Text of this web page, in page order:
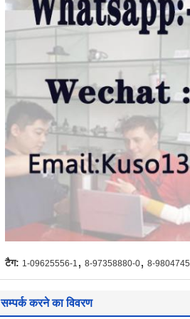
टैग: 1-09625556-1 , 8-97358880-0, 8-
सम्पर्क करने का विवरण